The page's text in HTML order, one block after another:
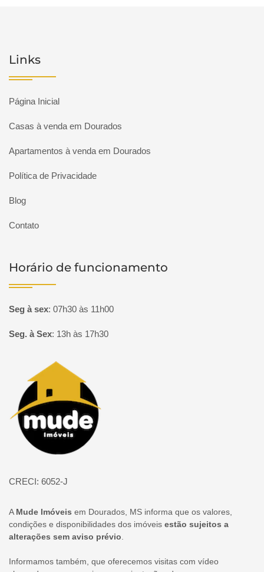
Links
Página Inicial
Casas à venda em Dourados
Apartamentos à venda em Dourados
Política de Privacidade
Blog
Contato
Horário de funcionamento
Seg à sex: 07h30 às 11h00
Seg. à Sex: 13h às 17h30
Página inicial
CRECI: 6052-J
A Mude Imóveis em Dourados, MS informa que os valores,
condições e disponibilidades dos imóveis estão sujeitos a
alterações sem aviso prévio
Informamos também, que oferecemos visitas com vídeo